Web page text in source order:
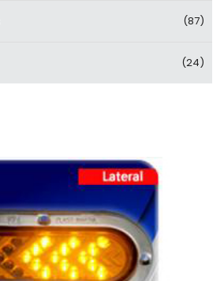
(87)
(24)